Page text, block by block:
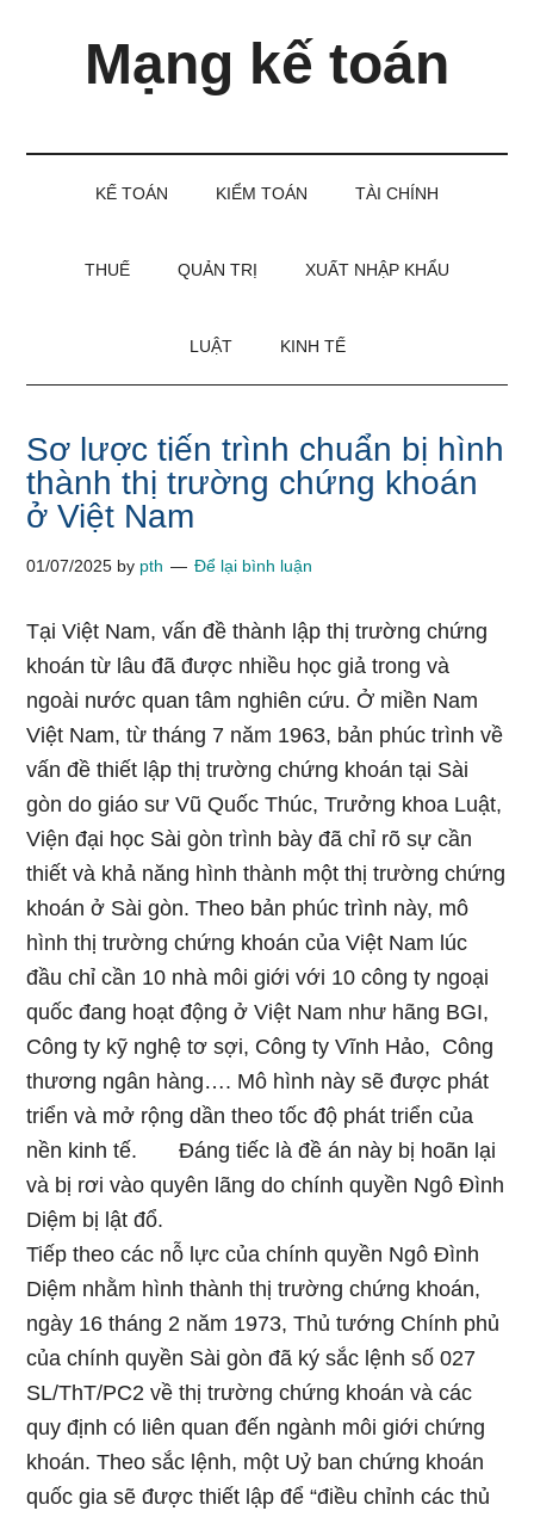
Mạng kế toán
KẾ TOÁN KIỂM TOÁN TÀI CHÍNH
THUẾ QUẢN TRỊ XUẤT NHẬP KHẨU
LUẬT KINH TẾ
Sơ lược tiến trình chuẩn bị hình
thành thị trường chứng khoán
ở Việt Nam
01/07/2025 by pth Để lại bình luận
Tại Việt Nam, vấn đề thành lập thị trường chứng
khoán từ lâu đã được nhiều học giả trong và
ngoài nước quan tâm nghiên cứu. Ở miền Nam
Việt Nam, từ tháng 7 năm 1963, bản phúc trình về
vấn đề thiết lập thị trường chứng khoán tại Sài
gòn do giáo sư Vũ Quốc Thúc, Trưởng khoa Luật,
Viện đại học Sài gòn trình bày đã chỉ rõ sự cần
thiết và khả năng hình thành một thị trường chứng
khoán ở Sài gòn. Theo bản phúc trình này, mô
hình thị trường chứng khoán của Việt Nam lúc
đầu chỉ cần 10 nhà môi giới với 10 công ty ngoại
quốc đang hoạt động ở Việt Nam như hãng BGI,
Công ty kỹ nghệ tơ sợi, Công ty Vĩnh Hảo, Công
thương ngân hàng…. Mô hình này sẽ được phát
triển và mở rộng dần theo tốc độ phát triển của
nền kinh tế. Đáng tiếc là đề án này bị hoãn lại
và bị rơi vào quyên lãng do chính quyền Ngô Đình
Diệm bị lật đổ.
Tiếp theo các nỗ lực của chính quyền Ngô Đình
Diệm nhằm hình thành thị trường chứng khoán,
ngày 16 tháng 2 năm 1973, Thủ tướng Chính phủ
của chính quyền Sài gòn đã ký sắc lệnh số 027
SL/ThT/PC2 về thị trường chứng khoán và các
quy định có liên quan đến ngành môi giới chứng
khoán. Theo sắc lệnh, một Uỷ ban chứng khoán
quốc gia sẽ được thiết lập để “điều chỉnh các thủ